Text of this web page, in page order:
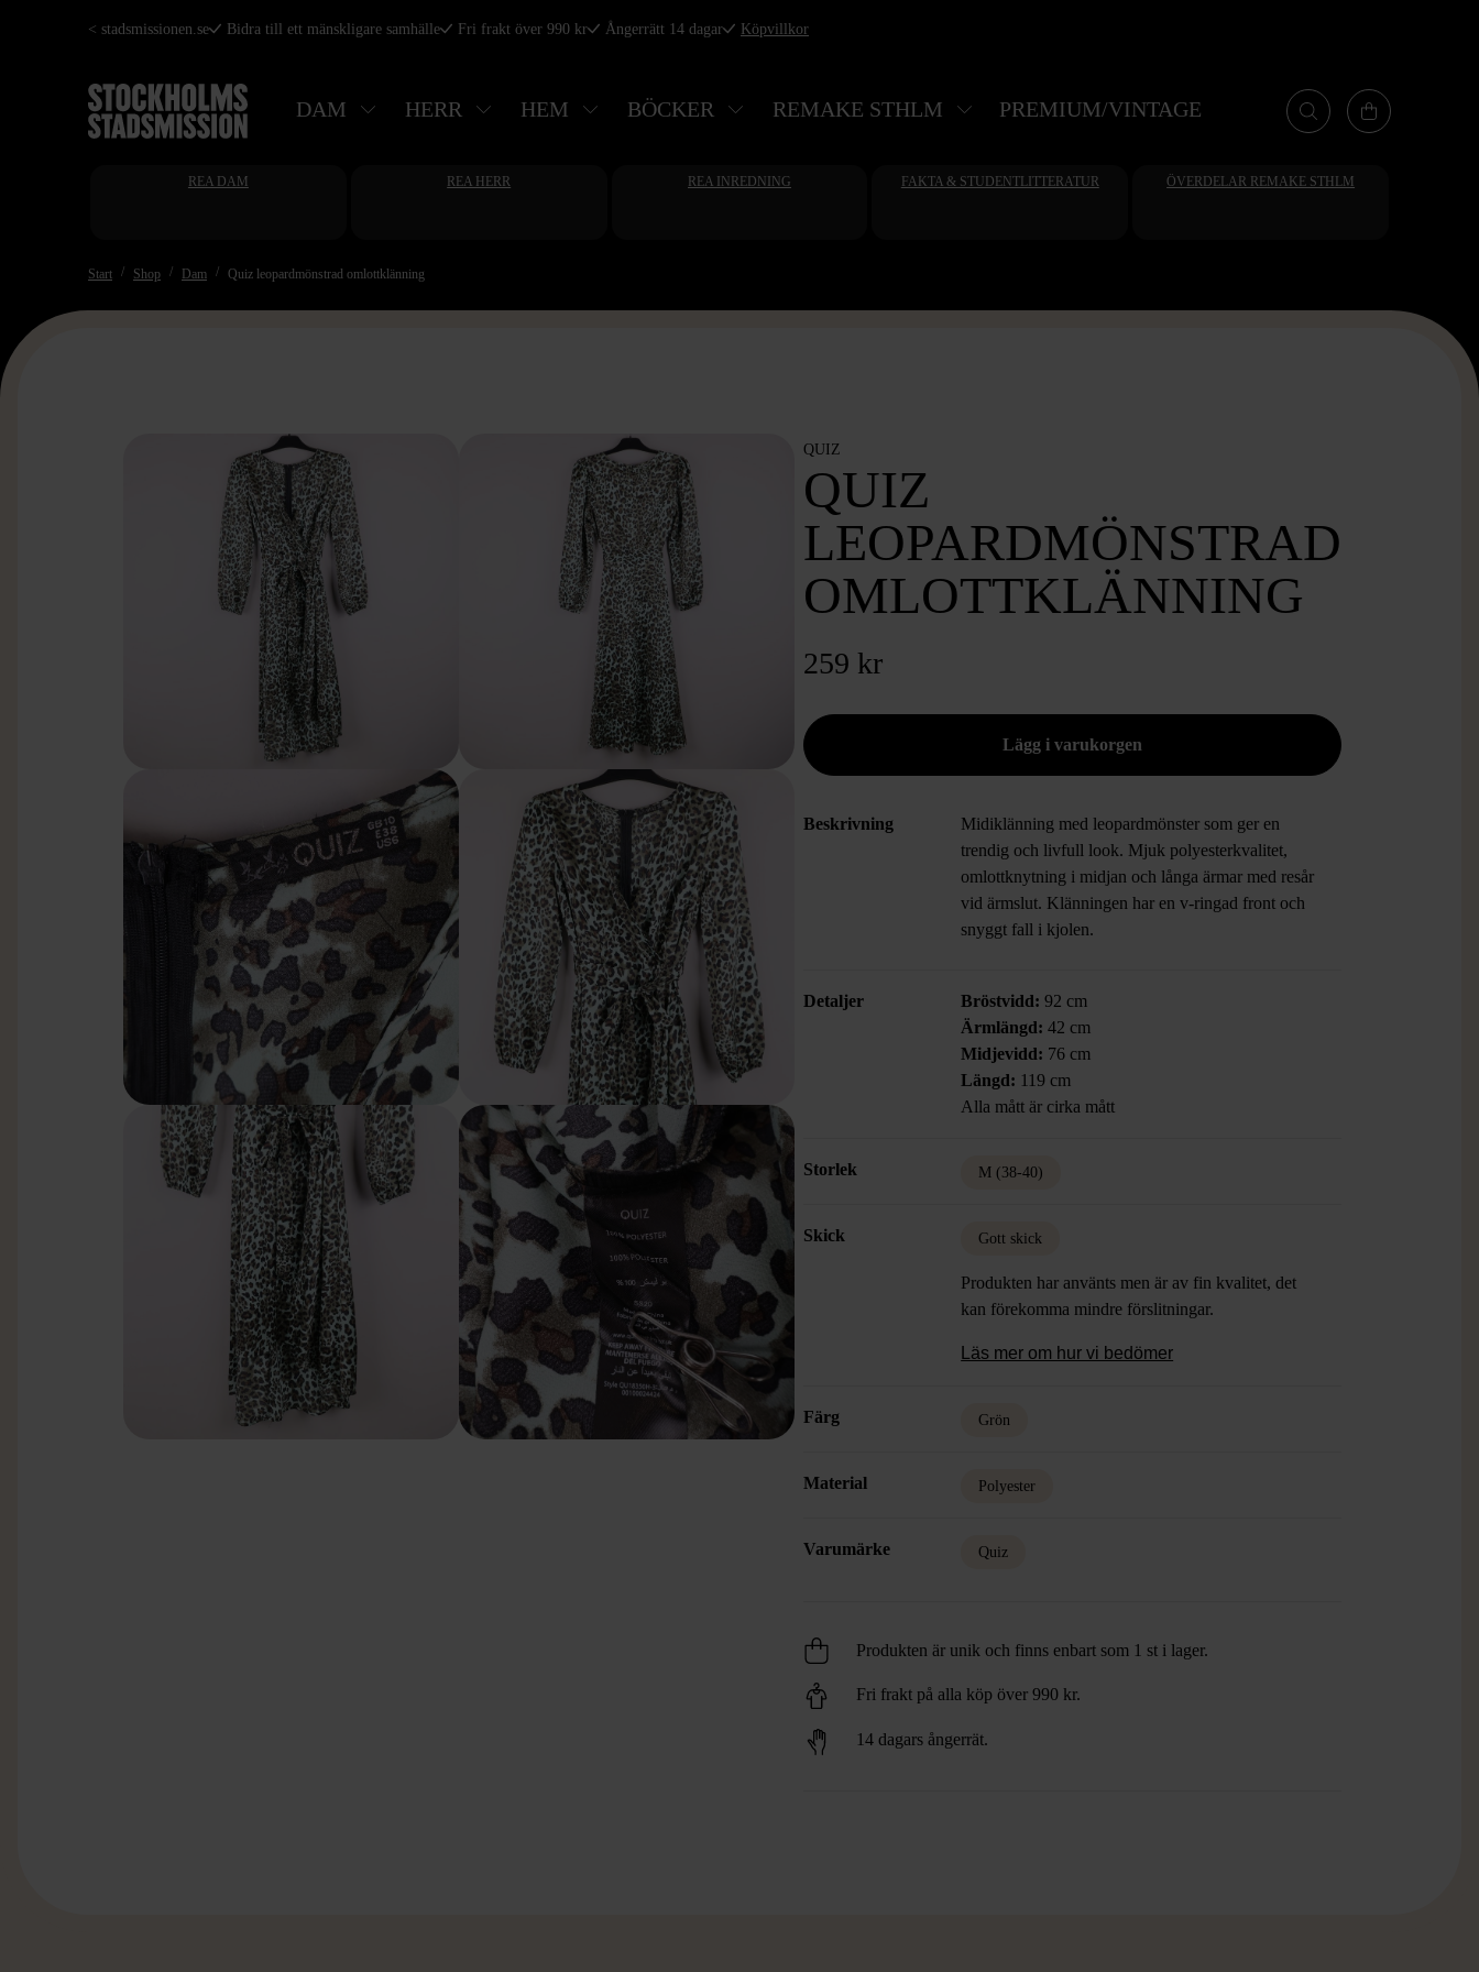
Hoppa
huvudinnehåll
< stadsmissionen.se Bidra till ett mänskligare samhälle Fri frakt över 990 kr Ångerrätt 14 dagar Köpvillkor
DAM HERR HEM BÖCKER REMAKE STHLM PREMIUM/VINTAGE
REA DAM REA HERR REA INREDNING FAKTA & STUDENTLITTERATUR ÖVERDELAR REMAKE STHLM
Start Shop Dam Quiz leopardmönstrad omlottklänning
QUIZ
QUIZ
LEOPARDMÖNSTRAD
OMLOTTKLÄNNING
259 kr
Beskrivning
Midiklänning med leopardmönster som ger en
trendig och livfull look. Mjuk polyesterkvalitet,
omlottknytning i midjan och långa ärmar med resår
vid ärmslut. Klänningen har en v-ringad front och
snyggt fall i kjolen.
Detaljer Bröstvidd: 92 cm
Ärmlängd: 42 cm
Midjevidd: 76 cm
Längd: 119 cm
Alla mått är cirka mått
Storlek M (38-40)
Skick Gott skick
Produkten har använts men är av fin kvalitet, det
kan förekomma mindre förslitningar.
Läs mer om hur vi bedömer
Färg Grön
Material Polyester
Varumärke Quiz
Produkten är unik och finns enbart som 1 st i lager.
Fri frakt på alla köp över 990 kr.
14 dagars ångerrät.